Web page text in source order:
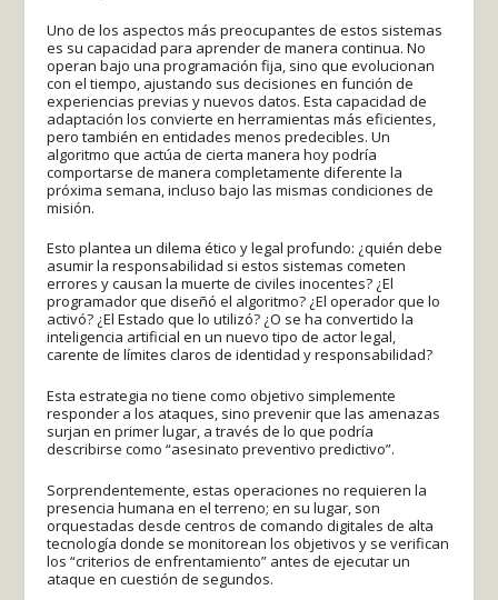
Uno de los aspectos más preocupantes de estos sistemas
es su capacidad para aprender de manera continua. No
operan bajo una programación fija, sino que evolucionan
con el tiempo, ajustando sus decisiones en función de
experiencias previas y nuevos datos. Esta capacidad de
adaptación los convierte en herramientas más eficientes,
pero también en entidades menos predecibles. Un
algoritmo que actúa de cierta manera hoy podría
comportarse de manera completamente diferente la
próxima semana, incluso bajo las mismas condiciones de
misión.
Esto plantea un dilema ético y legal profundo: ¿quién debe
asumir la responsabilidad si estos sistemas cometen
errores y causan la muerte de civiles inocentes? ¿El
programador que diseñó el algoritmo? ¿El operador que lo
activó? ¿El Estado que lo utilizó? ¿O se ha convertido la
inteligencia artificial en un nuevo tipo de actor legal,
carente de límites claros de identidad y responsabilidad?
Esta estrategia no tiene como objetivo simplemente
responder a los ataques, sino prevenir que las amenazas
surjan en primer lugar, a través de lo que podría
describirse como “asesinato preventivo predictivo”.
Sorprendentemente, estas operaciones no requieren la
presencia humana en el terreno; en su lugar, son
orquestadas desde centros de comando digitales de alta
tecnología donde se monitorean los objetivos y se verifican
los “criterios de enfrentamiento” antes de ejecutar un
ataque en cuestión de segundos.